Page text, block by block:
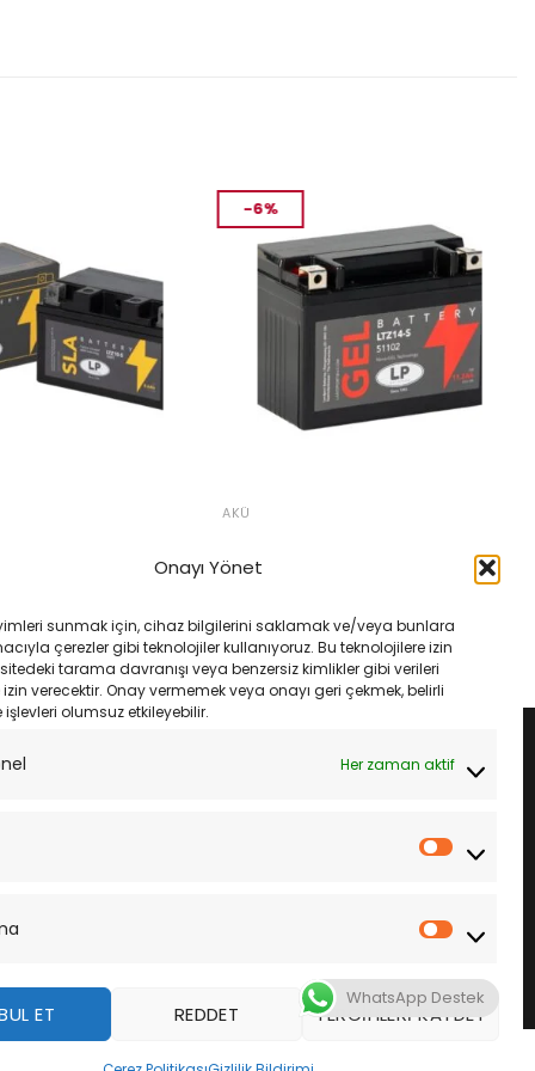
Onayı Yönet
sunmak için, cihaz bilgilerini saklamak ve/veya bunlara
çerezler gibi teknolojiler kullanıyoruz. Bu teknolojilere izin
tarama davranışı veya benzersiz kimlikler gibi verileri
verecektir. Onay vermemek veya onayı geri çekmek, belirli
işlevleri olumsuz etkileyebilir.
Her zaman aktif
İstatistik
ET REDDET TERCIHLERI KAYDET
8.6Ah
₺4,515.00.
-6%
AKÜ
Ytz14S Gel 12V 11.2Ah
₺6,200.00
₺6,200.00.
₺5,825.00.
SEPETE EKLE
WhatsApp Destek